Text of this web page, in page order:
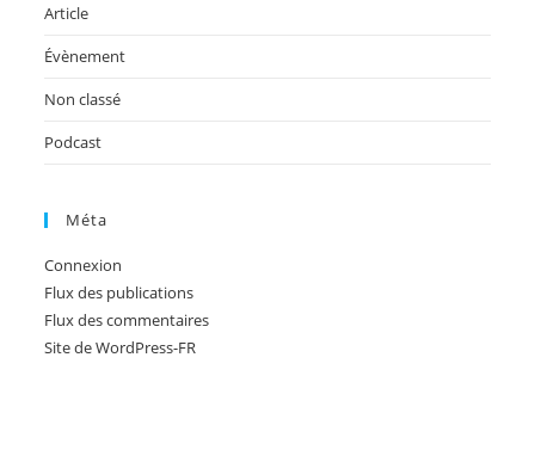
Article
Évènement
Non classé
Podcast
Méta
Connexion
Flux des publications
Flux des commentaires
Site de WordPress-FR